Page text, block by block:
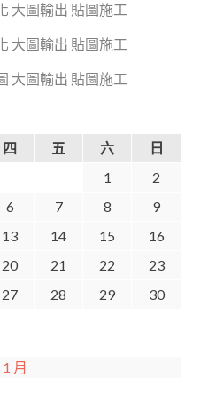
大圖輸出 貼圖施工
大圖輸出 貼圖施工
大圖輸出 貼圖施工
四 五 六
日
1
2
6 7 8
9
13 14 15
16
20 21 22
23
27 28 29
30
1 月